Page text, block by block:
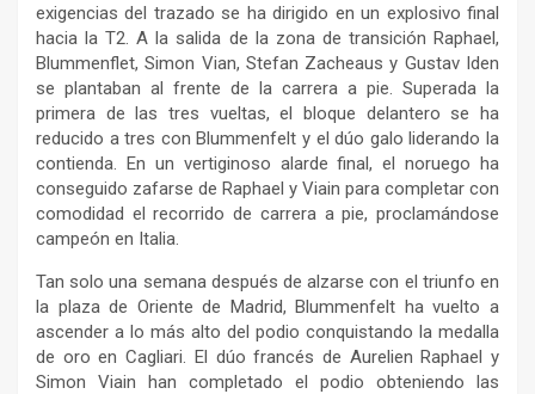
exigencias del trazado se ha dirigido en un explosivo final
hacia la T2. A la salida de la zona de transición Raphael,
Blummenflet, Simon Vian, Stefan Zacheaus y Gustav Iden
se plantaban al frente de la carrera a pie. Superada la
primera de las tres vueltas, el bloque delantero se ha
reducido a tres con Blummenfelt y el dúo galo liderando la
contienda. En un vertiginoso alarde final, el noruego ha
conseguido zafarse de Raphael y Viain para completar con
comodidad el recorrido de carrera a pie, proclamándose
campeón en Italia.
Tan solo una semana después de alzarse con el triunfo en
la plaza de Oriente de Madrid, Blummenfelt ha vuelto a
ascender a lo más alto del podio conquistando la medalla
de oro en Cagliari. El dúo francés de Aurelien Raphael y
Simon Viain han completado el podio obteniendo las